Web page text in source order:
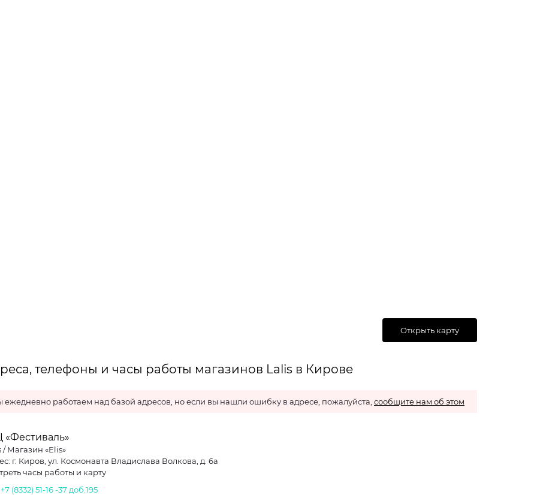
Открыть карту
телефоны и часы работы магазинов Lalis в Кирове
ежедневно работаем над базой адресов, но если вы нашли ошибку в адресе, пожалуйста, сообщите нам об этом
«Фестиваль»
/ Магазин «Elis»
г. Киров, ул. Космонавта Владислава Волкова, д. 6а
часы работы и карту
+7 (8332) 51-16 -37 доб.195